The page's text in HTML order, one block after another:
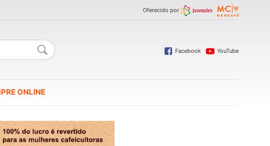
Oferecido por
Facebook YouTube
ONLINE